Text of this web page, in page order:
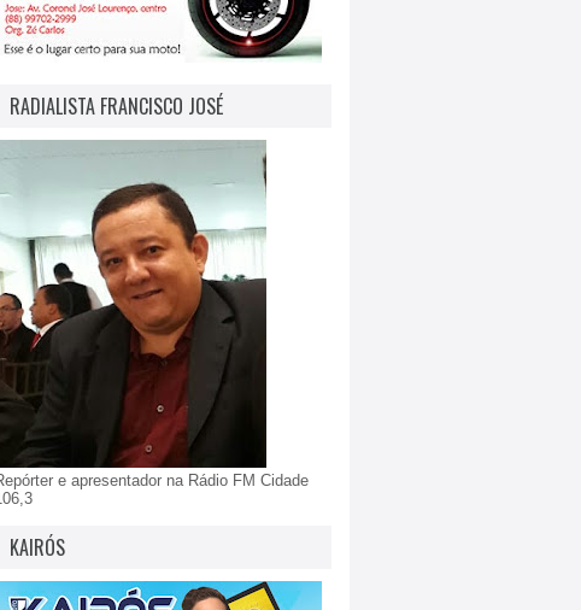
RADIALISTA FRANCISCO JOSÉ
e apresentador na Rádio FM Cidade
KAIRÓS